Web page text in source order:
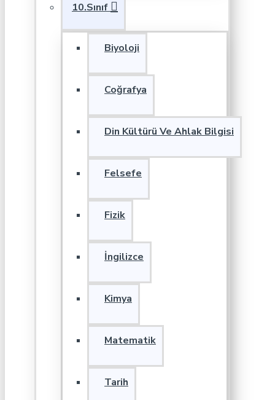
10.Sınıf
Biyoloji
Coğrafya
Din Kültürü Ve Ahlak Bilgisi
Felsefe
Fizik
İngilizce
Kimya
Matematik
Tarih